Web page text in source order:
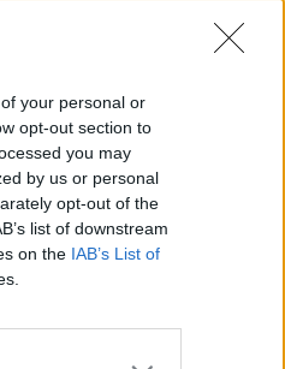
your personal or
opt-out section to
you may
by us or personal
opt-out of the
list of downstream
on the IAB’s List of